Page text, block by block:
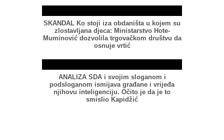
SKANDAL Ko stoji iza obdaništa u kojem su
zlostavljana djeca: Ministarstvo Hote-
Muminović dozvolila trgovačkom društvu da
osnuje vrtić
ANALIZA SDA i svojim sloganom i
podsloganom ismijava građane i vrijeđa
njihovu inteligenciju. Očito je da je to
smislio Kapidžić